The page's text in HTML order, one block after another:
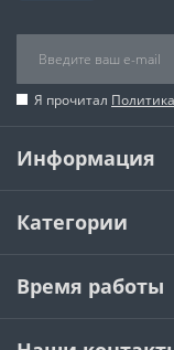
Я прочитал
Информация
Категории
Время работы